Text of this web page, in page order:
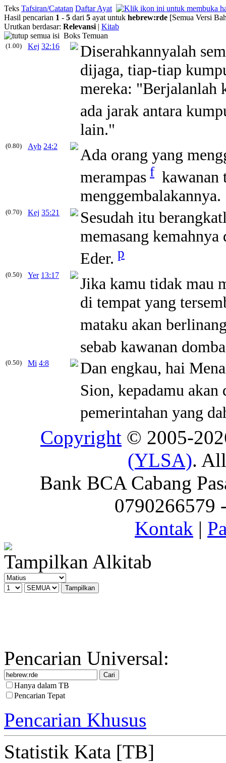
Teks Tafsiran/Catatan Daftar Ayat
Hasil pencarian 1 - 5 dari 5 ayat untuk hebrew:rde [Semua Versi
Urutkan berdasar: Relevansi | Kitab
Boks Temuan
(1.00) Kej 32:16
Diserahkannyalah
dijaga, tiap-tiap
mereka: "Berjalanlah
ada jarak antara
lain."
(0.80) Ayb 24:2
Ada orang yang
merampas f kawanan
menggembalakannya.
(0.70) Kej 35:21
Sesudah itu
memasang
Eder. p
(0.50) Yer 13:17
Jika kamu tidak mau
di tempat yang
mataku akan
sebab kawanan domba
(0.50) Mi 4:8
Dan engkau, hai
Sion, kepadamu akan
pemerintahan yang
Copyright © 2005-
(YLSA).
Bank BCA Cabang
0790266579
Kontak |
Tampilkan Alkitab
Pencarian Universal:
Hanya dalam TB
Pencarian Tepat
Pencarian Khusus
Statistik Kata [TB]